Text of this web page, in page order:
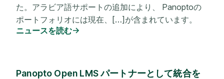
た。アラビア語サポートの追加により、 Panoptoの
ポートフォリオには現在、[…]が含まれています。
ニュースを読む
Panopto Open LMS パートナーとして統合を